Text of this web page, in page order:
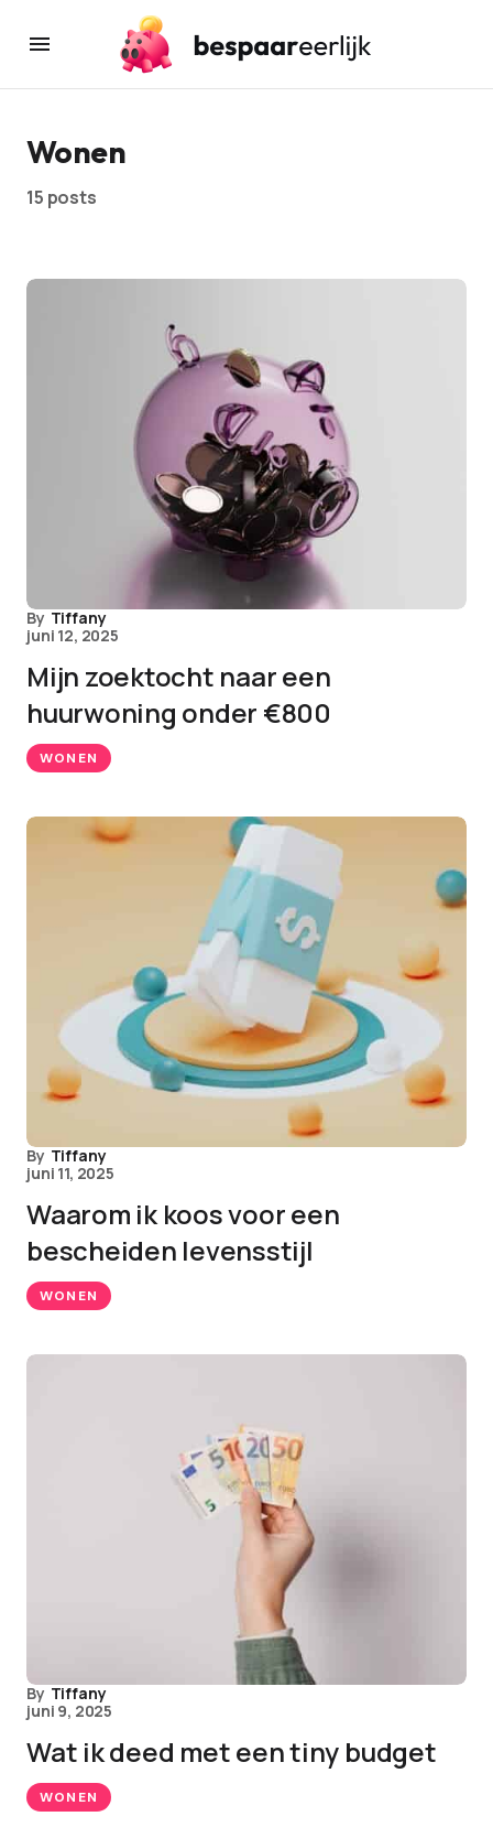
Wonen
15 posts
By Tiffany
juni 12, 2025
Mijn zoektocht naar een
huurwoning onder €800
WONEN
By Tiffany
juni 11, 2025
Waarom ik koos voor een
bescheiden levensstijl
WONEN
By Tiffany
juni 9, 2025
Wat ik deed met een tiny budget
WONEN